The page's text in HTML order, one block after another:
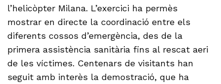
l’helicòpter Milana. L’exercici ha permès
mostrar en directe la coordinació entre els
diferents cossos d’emergència, des de la
primera assistència sanitària fins al rescat aeri
de les víctimes. Centenars de visitants han
seguit amb interès la demostració, que ha